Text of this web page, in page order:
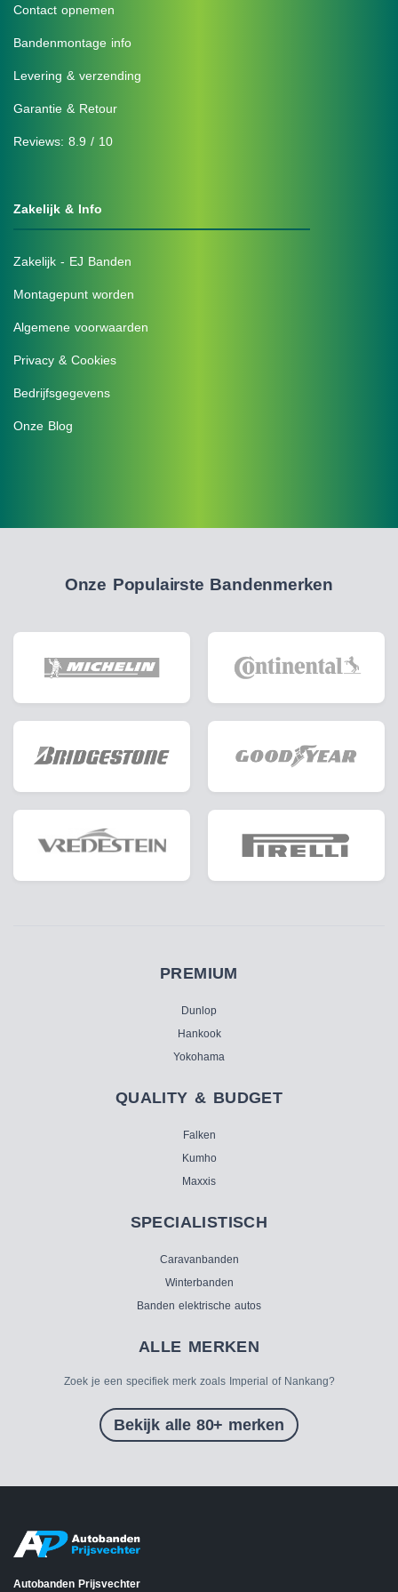
Contact opnemen
Bandenmontage info
Levering & verzending
Garantie & Retour
Reviews: 8.9 / 10
Zakelijk & Info
Zakelijk - EJ Banden
Montagepunt worden
Algemene voorwaarden
Privacy & Cookies
Bedrijfsgegevens
Onze Blog
Onze Populairste Bandenmerken
PREMIUM
Dunlop
Hankook
Yokohama
QUALITY & BUDGET
Falken
Kumho
Maxxis
SPECIALISTISCH
Caravanbanden
Winterbanden
Banden elektrische autos
ALLE MERKEN
Zoek je een specifiek merk zoals Imperial of Nankang?
Bekijk alle 80+ merken
Autobanden Prijsvechter